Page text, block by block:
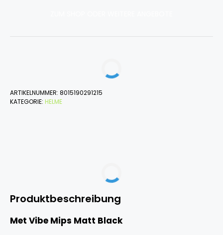
ARTIKELNUMMER: 8015190291215
KATEGORIE: HELME
Produktbeschreibung
Met Vibe Mips Matt Black